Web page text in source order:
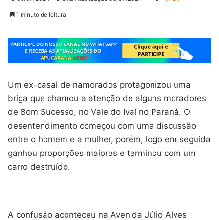
1 minuto de leitura
Um ex-casal de namorados protagonizou uma
briga que chamou a atenção de alguns moradores
de Bom Sucesso, no Vale do Ivaí no Paraná. O
desentendimento começou com uma discussão
entre o homem e a mulher, porém, logo em seguida
ganhou proporções maiores e terminou com um
carro destruído.
A confusão aconteceu na Avenida Júlio Alves